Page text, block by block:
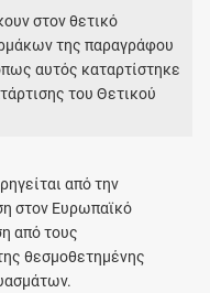
στον θετικό
της παραγράφου
αυτός καταρτίστηκε
του Θετικού
από την
στον Ευρωπαϊκό
από τους
θεσμοθετημένης